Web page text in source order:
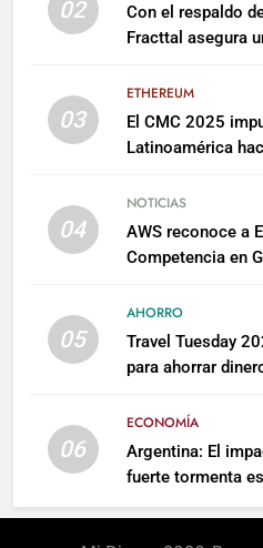
02
Con el respaldo
Fracttal asegura
03
ETHEREUM
El CMC 2025
Latinoamérica
04
NOTICIAS
AWS reconoce a
Competencia en
05
AHORRO
Travel Tuesday
para ahorrar
06
ECONOMÍA
Argentina: El
fuerte tormenta